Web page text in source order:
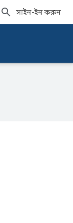
সাইন-ইন করুন